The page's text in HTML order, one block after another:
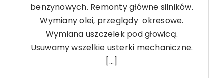
benzynowych. Remonty główne silników.
Wymiany olei, przeglądy okresowe.
Wymiana uszczelek pod głowicą.
Usuwamy wszelkie usterki mechaniczne.
[...]